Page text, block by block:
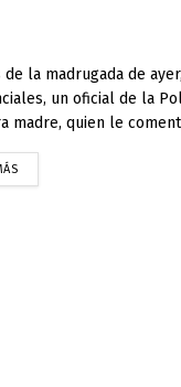
de la madrugada de
un oficial de la
madre, quien le